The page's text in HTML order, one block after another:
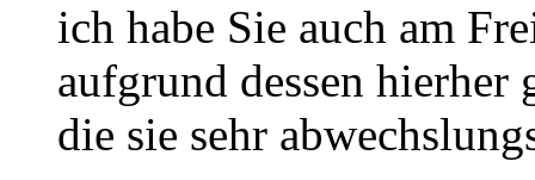
ich habe Sie auch am
aufgrund dessen
die sie sehr